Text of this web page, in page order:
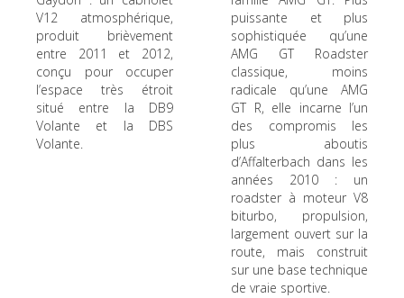
V12 atmosphérique,
produit brièvement
entre 2011 et 2012,
conçu pour occuper
l’espace très étroit
situé entre la DB9
Volante et la DBS
Volante.
puissante et plus
sophistiquée qu’une
AMG GT Roadster
classique, moins
radicale qu’une AMG
GT R, elle incarne l’un
des compromis les
plus aboutis
d’Affalterbach dans les
années 2010 : un
roadster à moteur V8
biturbo, propulsion,
largement ouvert sur la
route, mais construit
sur une base technique
de vraie sportive.